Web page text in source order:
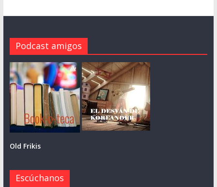
Podcast amigos
Old Frikis
Escúchanos